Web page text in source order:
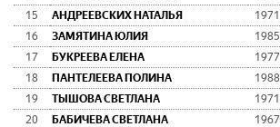
15
АНДРЕЕВСКИХ НАТАЛЬЯ 1971
16
ЗАМЯТИНА ЮЛИЯ 1985
17
БУКРЕЕВА ЕЛЕНА 1977
18
ПАНТЕЛЕЕВА ПОЛИНА 1988
19
ТЫШОВА СВЕТЛАНА 1971
20
БАБИЧЕВА СВЕТЛАНА 1967